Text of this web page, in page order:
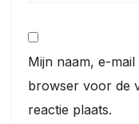
Mijn naam, e-
browser voor de
reactie plaats.